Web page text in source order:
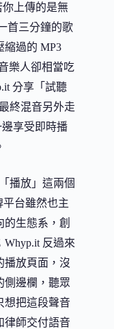
上傳的是無
首三分鐘的歌
縮過的 MP3
樂人卻相當吃
分享「試聽
終混音另外走
享受即時播
播放」這兩個
平台雖然也主
生態系，創
反過來
播放頁面，沒
側邊欄，聽眾
想把這段聲音
律師交付語音